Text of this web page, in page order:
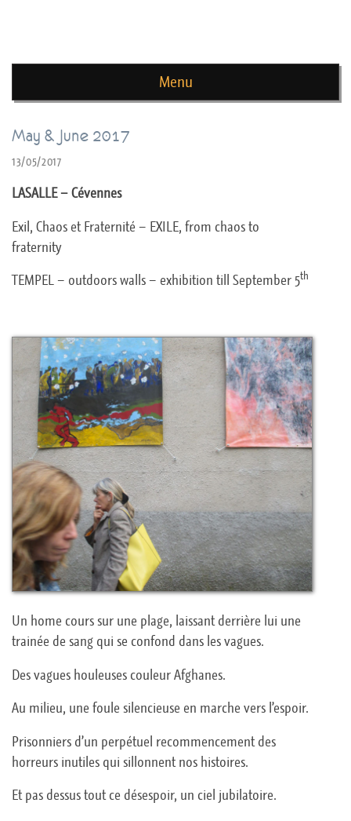
Menu
Skip to content
May & June 2017
13/05/2017
LASALLE – Cévennes
Exil, Chaos et Fraternité – EXILE, from chaos to
fraternity
TEMPEL – outdoors walls – exhibition till September 5th
Un home cours sur une plage, laissant derrière lui une
trainée de sang qui se confond dans les vagues.
Des vagues houleuses couleur Afghanes.
Au milieu, une foule silencieuse en marche vers l’espoir.
Prisonniers d’un perpétuel recommencement des
horreurs inutiles qui sillonnent nos histoires.
Et pas dessus tout ce désespoir, un ciel jubilatoire.